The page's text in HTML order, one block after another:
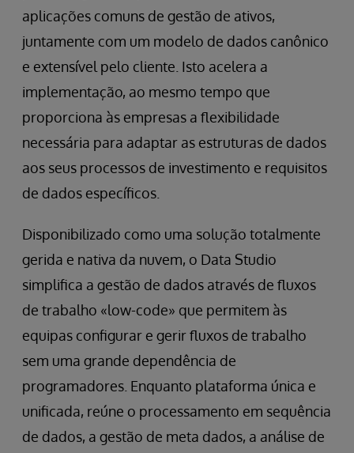
aplicações comuns de gestão de ativos,
juntamente com um modelo de dados canônico
e extensível pelo cliente. Isto acelera a
implementação, ao mesmo tempo que
proporciona às empresas a flexibilidade
necessária para adaptar as estruturas de dados
aos seus processos de investimento e requisitos
de dados específicos.
Disponibilizado como uma solução totalmente
gerida e nativa da nuvem, o Data Studio
simplifica a gestão de dados através de fluxos
de trabalho «low-code» que permitem às
equipas configurar e gerir fluxos de trabalho
sem uma grande dependência de
programadores. Enquanto plataforma única e
unificada, reúne o processamento em sequência
de dados, a gestão de meta dados, a análise de